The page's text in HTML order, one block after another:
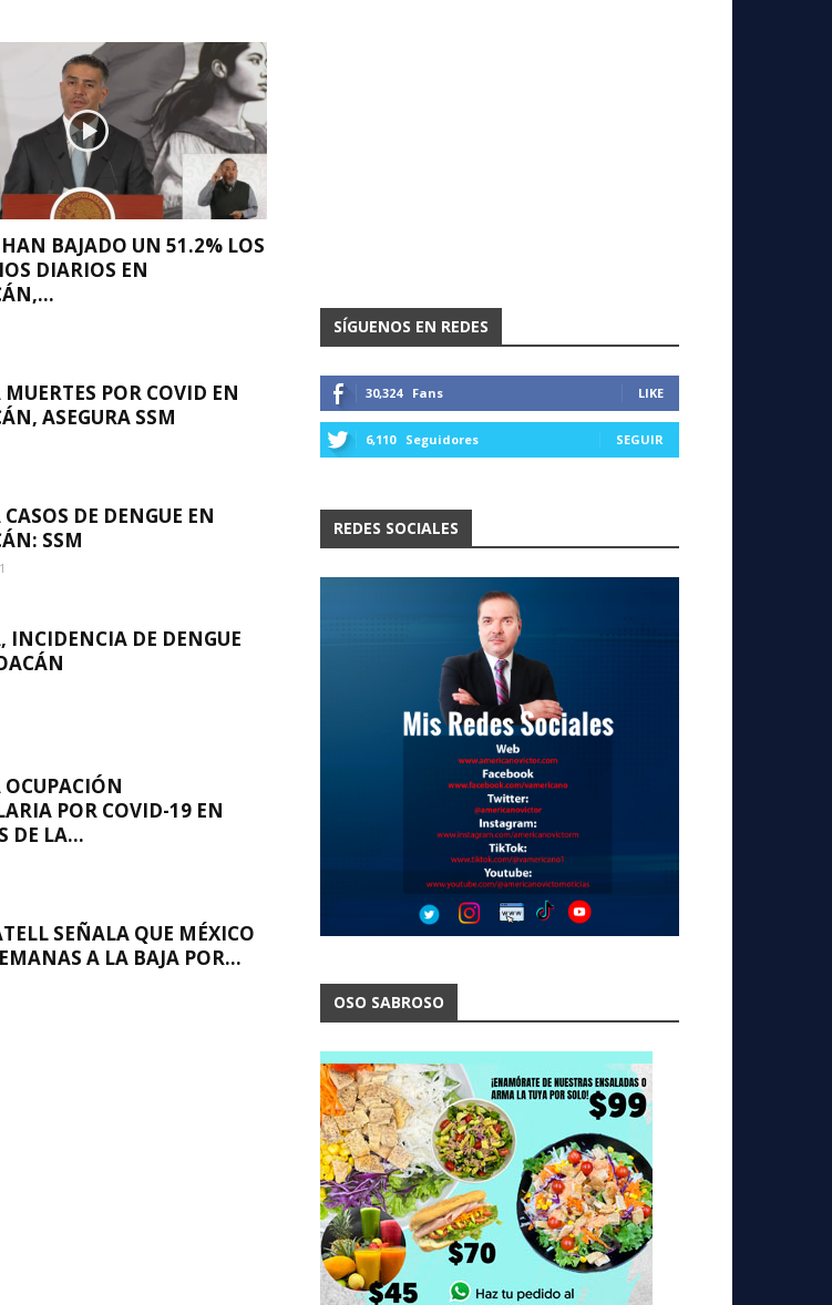
BAJADO UN 51.2% LOS
DIARIOS EN
POR COVID EN
ASEGURA SSM
DE DENGUE EN
SSM
INCIDENCIA DE DENGUE
OCUPACIÓN
POR COVID-19 EN
DE LA...
SEÑALA QUE MÉXICO
A LA BAJA POR...
SÍGUENOS EN REDES
30,324 Fans LIKE
6,110 Seguidores SEGUIR
REDES SOCIALES
OSO SABROSO